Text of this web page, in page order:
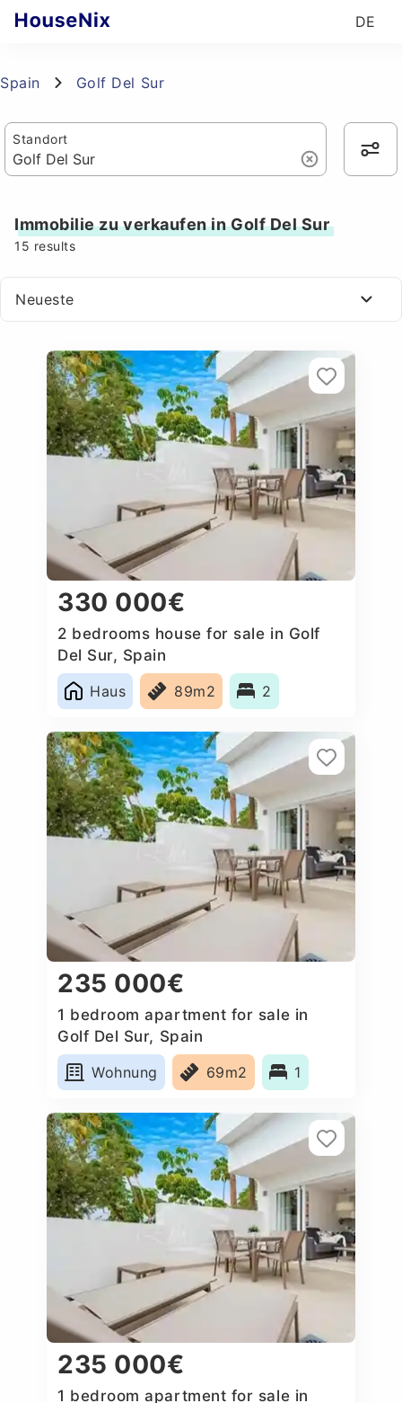
DE
Spain Golf Del Sur
Standort
Immobilie zu verkaufen in Golf Del Sur
15 results
Neueste
330 000€
2 bedrooms house for sale in Golf
Del Sur, Spain
Haus
89m2 2
235 000€
1 bedroom apartment for sale in
Golf Del Sur, Spain
Wohnung
69m2 1
235 000€
1 bedroom apartment for sale in